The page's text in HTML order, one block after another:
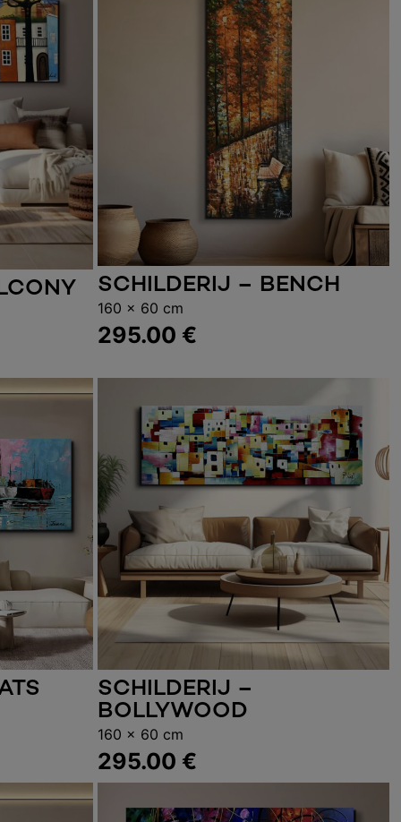
Toevoegen aan winkelwagen
SCHILDERIJ – BENCH
295.00 €
160 x 60 cm
Toevoegen aan winkelwagen
SCHILDERIJ –
BOLLYWOOD
295.00 €
160 x 60 cm